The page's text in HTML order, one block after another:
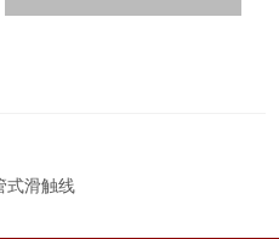
式滑触线